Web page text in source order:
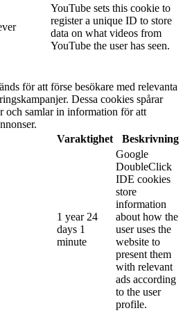
YouTube sets this cookie to
register a unique ID to store
data on what videos from
YouTube the user has seen.
för att förse besökare med relevanta
Dessa cookies spårar
och samlar in information för att
Varaktighet Beskrivning
1 year 24
days 1
minute
Google
DoubleClick
IDE cookies
store
information
about how the
user uses the
website to
present them
with relevant
ads according
to the user
profile.